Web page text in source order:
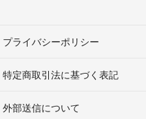
プライバシーポリシー
特定商取引法に基づく表記
外部送信について